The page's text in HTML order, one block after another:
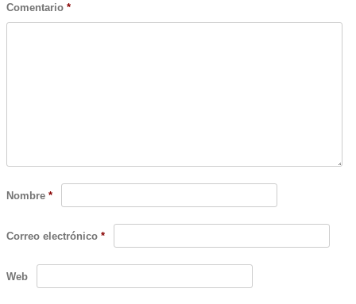
Comentario *
Nombre *
Correo electrónico *
Web